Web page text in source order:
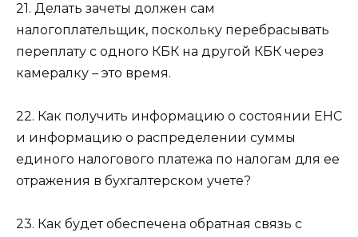
21. Делать зачеты должен сам
налогоплательщик, поскольку перебрасывать
переплату с одного КБК на другой КБК через
камералку – это время.
22. Как получить информацию о состоянии ЕНС
и информацию о распределении суммы
единого налогового платежа по налогам для ее
отражения в бухгалтерском учете?
23. Как будет обеспечена обратная связь с